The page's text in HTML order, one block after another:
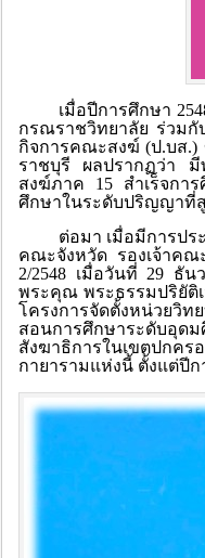
เมื่อปีการศึกษา
กรณราชวิทยาลัย ร่วมกั
กิจการคณะสงฆ์ (ป.บส.)
ราชบุรี ผลปรากฏว่า มี
สงฆ์ภาค 15 สำเร็จกา
ศึกษาในระดับปริญญาที่
ต่อมา เมื่อมีการประชุ
คณะจังหวัด รองเจ้าค
2/2548 เมื่อวันที่ 29 ธั
พระคุณ พระธรรมปริยัติ
โครงการจัดตั้งหน่วยวิ
สอนการศึกษาระดับอุด
สังฆาธิการในเขตปกค
กายารามแห่งนี้ ตั้งแต่ปี